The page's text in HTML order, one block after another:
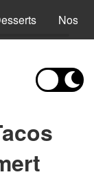
Nos